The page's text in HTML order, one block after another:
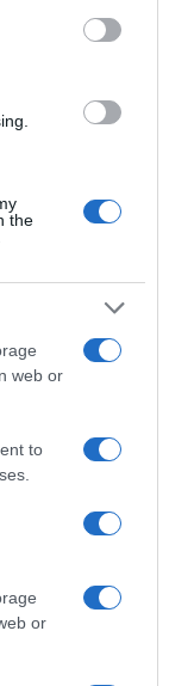
the
web or
to
or
bejegyzés